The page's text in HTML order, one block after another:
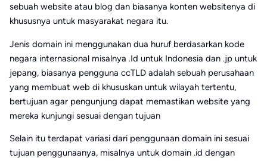
sebuah website atau blog dan biasanya konten websitenya di
khususnya untuk masyarakat negara itu.
Jenis domain ini menggunakan dua huruf berdasarkan kode
negara internasional misalnya .Id untuk Indonesia dan .jp untuk
jepang, biasanya pengguna ccTLD adalah sebuah perusahaan
yang membuat web di khususkan untuk wilayah tertentu,
bertujuan agar pengunjung dapat memastikan website yang
mereka kunjungi sesuai dengan tujuan
Selain itu terdapat variasi dari penggunaan domain ini sesuai
tujuan penggunaanya, misalnya untuk domain .id dengan